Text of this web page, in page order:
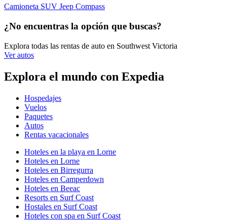
Camioneta SUV Jeep Compass
¿No encuentras la opción que buscas?
Explora todas las rentas de auto en Southwest Victoria
Ver autos
Explora el mundo con Expedia
Hospedajes
Vuelos
Paquetes
Autos
Rentas vacacionales
Hoteles en la playa en Lorne
Hoteles en Lorne
Hoteles en Birregurra
Hoteles en Camperdown
Hoteles en Beeac
Resorts en Surf Coast
Hostales en Surf Coast
Hoteles con spa en Surf Coast